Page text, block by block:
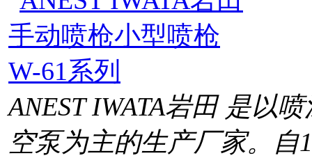
ANEST IWATA岩田 是以
空泵为主的生产厂家。自